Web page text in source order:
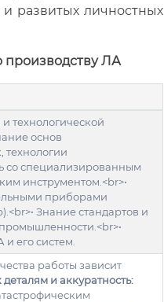
развитых личностных
производству ЛА
технологической
основ
технологии
со специализированным
инструментом.<br>•
приборами
Знание стандартов и
его систем.
работы зависит
и аккуратность: